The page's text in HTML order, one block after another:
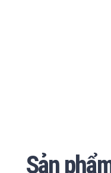
Sản